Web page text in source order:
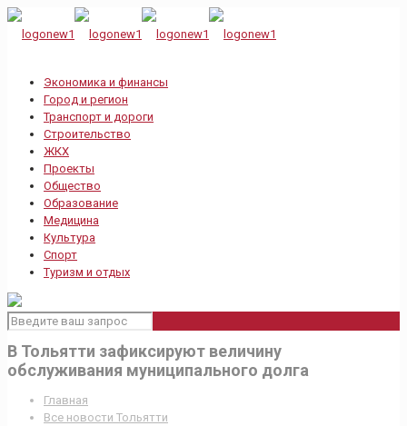
Экономика и финансы
Город и регион
Транспорт и дороги
Строительство
ЖКХ
Проекты
Общество
Образование
Медицина
Культура
Спорт
Туризм и отдых
В Тольятти зафиксируют величину
обслуживания муниципального долга
Главная
Все новости Тольятти